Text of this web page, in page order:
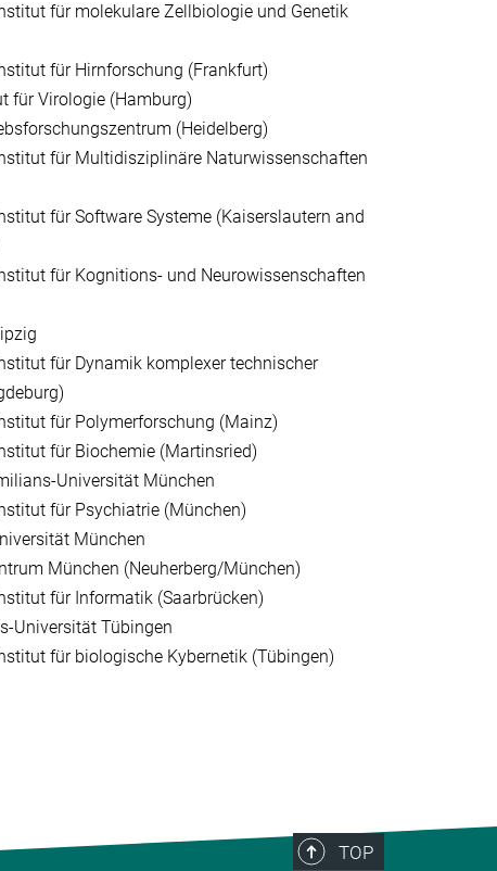
für molekulare Zellbiologie und Genetik
für Hirnforschung (Frankfurt)
für Virologie (Hamburg)
(Heidelberg)
für Multidisziplinäre Naturwissenschaften
für Software Systeme (Kaiserslautern and
für Kognitions- und Neurowissenschaften
für Dynamik komplexer technischer
für Polymerforschung (Mainz)
für Biochemie (Martinsried)
Universität München
für Psychiatrie (München)
München
München (Neuherberg/München)
für Informatik (Saarbrücken)
Universität Tübingen
für biologische Kybernetik (Tübingen)
TOP